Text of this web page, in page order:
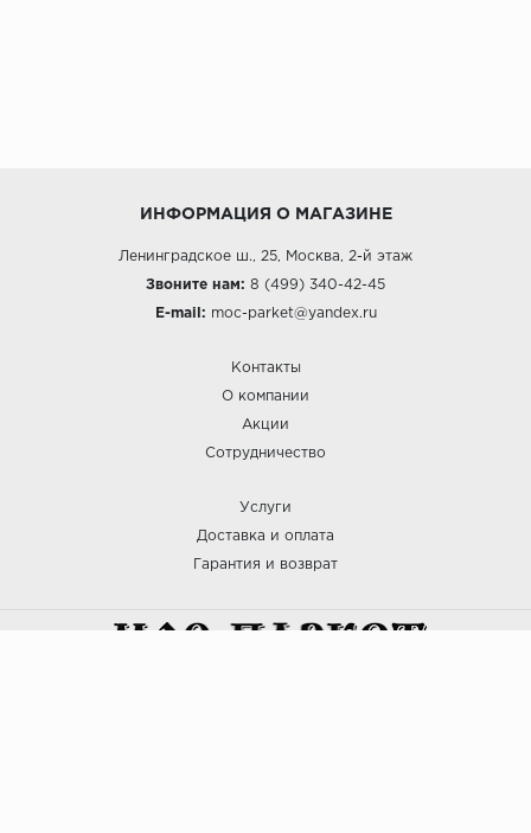
ИНФОРМАЦИЯ О МАГАЗИНЕ
Ленинградское ш., 25, Москва, 2-й этаж
Звоните нам: 8 (499) 340-42-45
E-mail: moc-parket@yandex.ru
Контакты
О компании
Акции
Сотрудничество
Услуги
Доставка и оплата
Гарантия и возврат